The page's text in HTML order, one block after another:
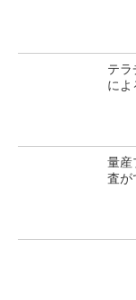
テ
によ
量産
査が